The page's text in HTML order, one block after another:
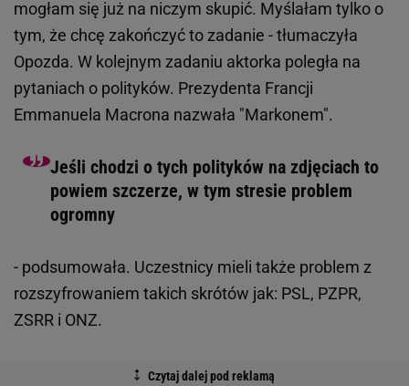
mogłam się już na niczym skupić. Myślałam tylko o
tym, że chcę zakończyć to zadanie - tłumaczyła
Opozda. W kolejnym zadaniu aktorka poległa na
pytaniach o polityków. Prezydenta Francji
Emmanuela Macrona nazwała "Markonem".
Jeśli chodzi o tych polityków na zdjęciach to
powiem szczerze, w tym stresie problem
ogromny
- podsumowała. Uczestnicy mieli także problem z
rozszyfrowaniem takich skrótów jak: PSL, PZPR,
ZSRR i ONZ.